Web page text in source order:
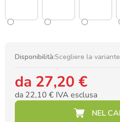
Disponibilità:Scegliere la variante
da 27,20 €
da 22,10 € IVA esclusa
Prezzo della misura: